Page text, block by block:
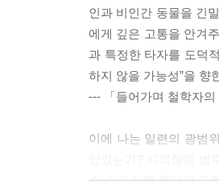
인과 비인간 동물을 긴
에게 깊은 고통을 안겨
과 특정한 타자를 도덕
하지 않을 가능성”을 향
--- 「들어가며 철학자의
이에 나는 일련의 광범
술 속에 어떤 형태의 권